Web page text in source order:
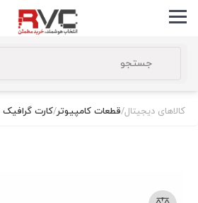
کالاهای دیجیتال/قطعات کامپیوتر/کارت گرافیک